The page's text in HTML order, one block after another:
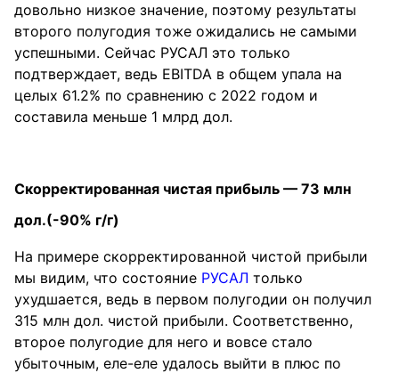
довольно низкое значение, поэтому результаты
второго полугодия тоже ожидались не самыми
успешными. Сейчас РУСАЛ это только
подтверждает, ведь EBITDA в общем упала на
целых 61.2% по сравнению с 2022 годом и
составила меньше 1 млрд дол.
Скорректированная чистая прибыль — 73 млн
дол.(-90% г/г)
На примере скорректированной чистой прибыли
мы видим, что состояние РУСАЛ только
ухудшается, ведь в первом полугодии он получил
315 млн дол. чистой прибыли. Соответственно,
второе полугодие для него и вовсе стало
убыточным, еле-еле удалось выйти в плюс по